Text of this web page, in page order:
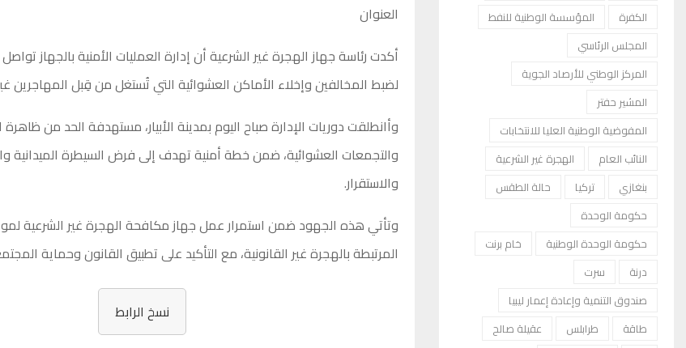
العنوان
أكدت رئاسة جهاز الهجرة غير الشرعية أن إدارة العمليات الأمنية بالجهاز تواصل
لضبط المخالفين وإخلاء الأماكن العشوائية التي تُستغل من قِبل المهاجرين
وأانطلقت دوريات الإدارة صباح اليوم بمدينة الأبيار، مستهدفة الحد من
والتجمعات العشوائية، ضمن خطة أمنية تهدف إلى فرض السيطرة الميدانية
والاستقرار.
وتأتي هذه الجهود ضمن استمرار عمل جهاز مكافحة الهجرة غير الشرعية
المرتبطة بالهجرة غير القانونية، مع التأكيد على تطبيق القانون وحماية
نسخ الرابط
الكفرة
المؤسسة الوطنية للنفط
المجلس الرئاسي
المركز الوطني للأرصاد الجوية
المشير حفتر
المفوضية الوطنية العليا للانتخابات
النائب العام
الهجرة غير الشرعية
بنغازي
تركيا
حالة الطقس
حكومة الوحدة
حكومة الوحدة الوطنية
خام برنت
درنة
سرت
صندوق التنمية وإعادة إعمار ليبيا
طاقة
طرابلس
عقيلة صالح